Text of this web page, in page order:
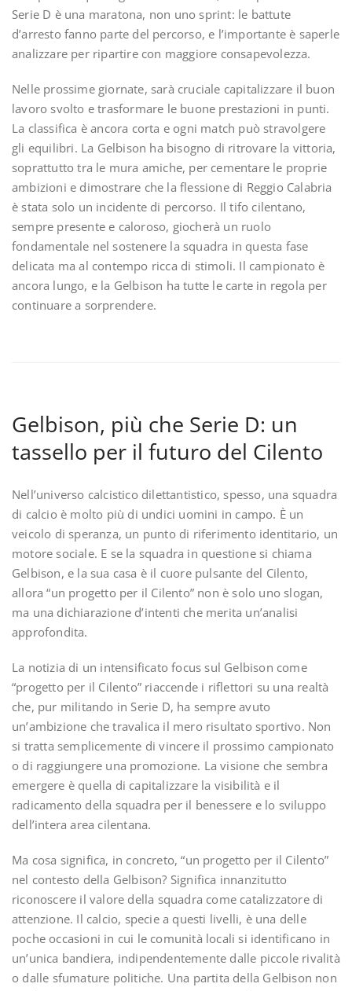
Serie D è una maratona, non uno sprint: le battute
d’arresto fanno parte del percorso, e l’importante è saperle
analizzare per ripartire con maggiore consapevolezza.
Nelle prossime giornate, sarà cruciale capitalizzare il buon
lavoro svolto e trasformare le buone prestazioni in punti.
La classifica è ancora corta e ogni match può stravolgere
gli equilibri. La Gelbison ha bisogno di ritrovare la vittoria,
soprattutto tra le mura amiche, per cementare le proprie
ambizioni e dimostrare che la flessione di Reggio Calabria
è stata solo un incidente di percorso. Il tifo cilentano,
sempre presente e caloroso, giocherà un ruolo
fondamentale nel sostenere la squadra in questa fase
delicata ma al contempo ricca di stimoli. Il campionato è
ancora lungo, e la Gelbison ha tutte le carte in regola per
continuare a sorprendere.
Gelbison, più che Serie D: un
tassello per il futuro del Cilento
Nell’universo calcistico dilettantistico, spesso, una squadra
di calcio è molto più di undici uomini in campo. È un
veicolo di speranza, un punto di riferimento identitario, un
motore sociale. E se la squadra in questione si chiama
Gelbison, e la sua casa è il cuore pulsante del Cilento,
allora “un progetto per il Cilento” non è solo uno slogan,
ma una dichiarazione d’intenti che merita un’analisi
approfondita.
La notizia di un intensificato focus sul Gelbison come
“progetto per il Cilento” riaccende i riflettori su una realtà
che, pur militando in Serie D, ha sempre avuto
un’ambizione che travalica il mero risultato sportivo. Non
si tratta semplicemente di vincere il prossimo campionato
o di raggiungere una promozione. La visione che sembra
emergere è quella di capitalizzare la visibilità e il
radicamento della squadra per il benessere e lo sviluppo
dell’intera area cilentana.
Ma cosa significa, in concreto, “un progetto per il Cilento”
nel contesto della Gelbison? Significa innanzitutto
riconoscere il valore della squadra come catalizzatore di
attenzione. Il calcio, specie a questi livelli, è una delle
poche occasioni in cui le comunità locali si identificano in
un’unica bandiera, indipendentemente dalle piccole rivalità
o dalle sfumature politiche. Una partita della Gelbison non